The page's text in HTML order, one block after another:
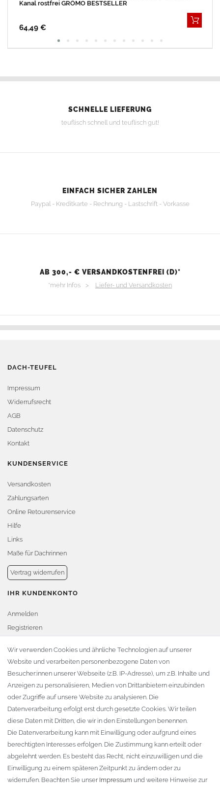
Kanal rostfrei GRÖMO BESTSELLER
64,49 €
SCHNELLE LIEFERUNG
teuflisch schnell und teuflisch gut!
EINFACH SICHER ZAHLEN
Paypal - Kreditkarte - Rechnung - Lastschrift - Vorkasse
AB 300,- € VERSANDKOSTENFREI (D)*
*mehr Infos > Liefer- und Versandkosten
DACH-TEUFEL
Impressum
Widerrufsrecht
AGB
Datenschutz
Kontakt
KUNDENSERVICE
Versandkosten
Zahlungsarten
Online Retourenservice
Hilfe
Links
Maße für Dachrinnen
Vertrag widerrufen
IHR KUNDENKONTO
Anmelden
Registrieren
Warenkorb
Zur Kasse
KONTAKT
Fa. Steffen Jost
Söbrigener Weg 50
D-01796 Pirna
Telefon:+49 (0)3501 507295
info@dach-teufel.de
Wir verwenden Cookies und ähnliche Technologien auf unserer
Website und verarbeiten personenbezogene Daten von
Besucher:innen unserer Webseite (z.B. IP-Adresse), um z.B. Inhalte und
Anzeigen zu personalisieren, Medien von Drittanbietern einzubinden
oder Zugriffe auf unsere Website zu analysieren. Die
Datenverarbeitung erfolgt erst durch gesetzte Cookies. Wir teilen
diese Daten mit Dritten, die wir in den Einstellungen benennen.
Die Datenverarbeitung kann mit Einwilligung oder aufgrund eines
berechtigten Interesses erfolgen. Die Zustimmung kann erteilt oder
abgelehnt werden. Es besteht das Recht, nicht einzuwilligen und die
Einwilligung zu einem späteren Zeitpunkt zu ändern oder zu
widerrufen. Beachten Sie unser Impressum und weitere Hinweise zur